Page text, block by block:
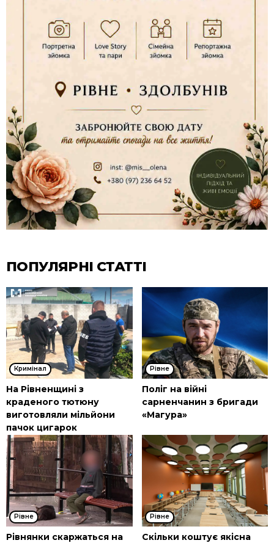
ПОПУЛЯРНІ СТАТТІ
Кримінал
На Рівненщині з
краденого тютюну
виготовляли мільйони
пачок цигарок
Рівне
Поліг на війні
сарненчанин з бригади
«Магура»
Рівне
Рівнянки скаржаться на
Рівне
Скільки коштує якісна